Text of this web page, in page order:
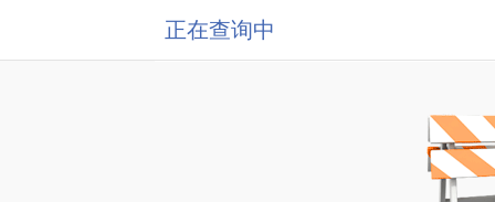
正在查询中